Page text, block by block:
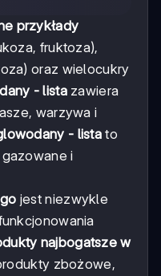
przykłady
fruktoza),
oraz wielocukry
- listazawiera
warzywa i
- lista to
i
jest niezwykle
najbogatsze w
zbożowe,